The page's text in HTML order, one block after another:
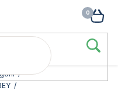
👉
/
/